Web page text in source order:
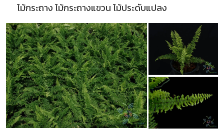
ไม้กระถาง ไม้กระถางแขวน ไม้ประดับแปลง